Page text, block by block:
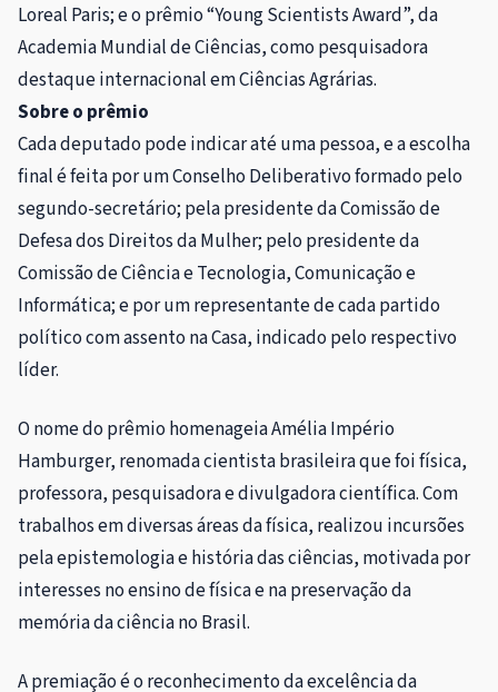
Loreal Paris; e o prêmio “Young Scientists Award”, da
Academia Mundial de Ciências, como pesquisadora
destaque internacional em Ciências Agrárias.
Sobre o prêmio
Cada deputado pode indicar até uma pessoa, e a escolha
final é feita por um Conselho Deliberativo formado pelo
segundo-secretário; pela presidente da Comissão de
Defesa dos Direitos da Mulher; pelo presidente da
Comissão de Ciência e Tecnologia, Comunicação e
Informática; e por um representante de cada partido
político com assento na Casa, indicado pelo respectivo
líder.
O nome do prêmio homenageia Amélia Império
Hamburger, renomada cientista brasileira que foi física,
professora, pesquisadora e divulgadora científica. Com
trabalhos em diversas áreas da física, realizou incursões
pela epistemologia e história das ciências, motivada por
interesses no ensino de física e na preservação da
memória da ciência no Brasil.
A premiação é o reconhecimento da excelência da